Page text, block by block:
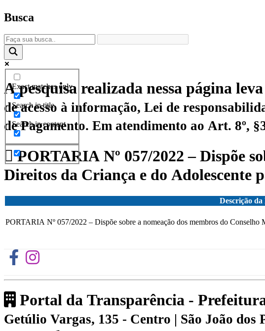
Busca
Exact matches only
Search in title
Search in content
A pesquisa realizada nessa página
de acesso à informação, Lei de responsabilidade fiscal,
de Pagamento. Em atendimento ao Art. 8º,
PORTARIA Nº 057/2022 – Dispõe
Direitos da Criança e do Adolescente
Descrição
PORTARIA Nº 057/2022 – Dispõe sobre a nomeação dos membros do
Portal da Transparência -
Getúlio Vargas, 135 - Centro | São João dos